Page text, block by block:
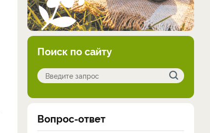
Поиск по сайту
Вопрос-ответ